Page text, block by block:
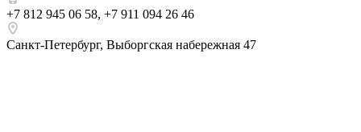
+7 812 945 06 58, +7 911 094 26 46
Санкт-Петербург, Выборгская набережная 47